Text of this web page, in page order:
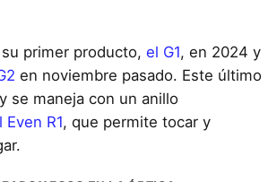
primer producto, el G1, en 2024 y
en noviembre pasado. Este último
se maneja con un anillo
Even R1, que permite tocar y